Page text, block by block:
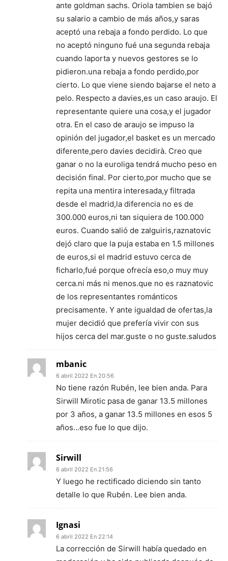
ante goldman sachs. Oriola tambien se bajó
su salario a cambio de más años,y saras
aceptó una rebaja a fondo perdido. Lo que
no aceptó ninguno fué una segunda rebaja
cuando laporta y nuevos gestores se lo
pidieron.una rebaja a fondo perdido,por
cierto. Lo que viene siendo bajarse el neto a
pelo. Respecto a davies,es un caso araujo. El
representante quiere una cosa,y el jugador
otra. En el caso de araujo se impuso la
opinión del jugador,el basket es un mercado
diferente,pero davies decidirà. Creo que
ganar o no la euroliga tendrá mucho peso en
decisión final. Por cierto,por mucho que se
repita una mentira interesada,y filtrada
desde el madrid,la diferencia no es de
300.000 euros,ni tan siquiera de 100.000
euros. Cuando salió de zalguiris,raznatovic
dejó claro que la puja estaba en 1.5 millones
de euros,si el madrid estuvo cerca de
ficharlo,fué porque ofrecía eso,o muy muy
cerca.ni más ni menos.que no es raznatovic
de los representantes románticos
precisamente. Y ante igualdad de ofertas,la
mujer decidió que prefería vivir con sus
hijos cerca del mar.guste o no guste.saludos
mbanic
6 abril 2022 En 20:56
No tiene razón Rubén, lee bien anda. Para
Sirwill Mirotic pasa de ganar 13.5 millones
por 3 años, a ganar 13.5 millones en esos 5
años…eso fue lo que dijo.
Sirwill
6 abril 2022 En 21:56
Y luego he rectificado diciendo sin tanto
detalle lo que Rubén. Lee bien anda.
Ignasi
6 abril 2022 En 22:14
La corrección de Sirwill había quedado en